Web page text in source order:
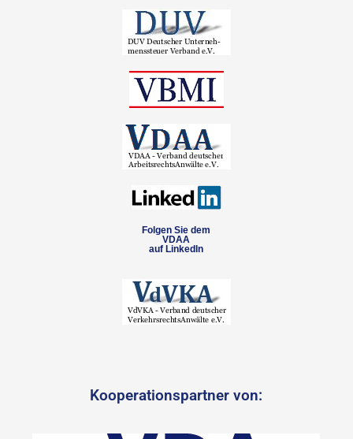
Folgen Sie dem
VDAA
auf LinkedIn
Kooperationspartner von: